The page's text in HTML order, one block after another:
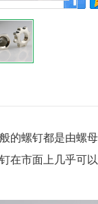
螺钉都是由螺母
在市面上几乎可以